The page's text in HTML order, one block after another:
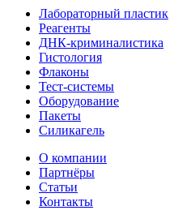
Лабораторный пластик
Реагенты
ДНК-криминалистика
Гистология
Флаконы
Тест-системы
Оборудование
Пакеты
Силикагель
О компании
Партнёры
Статьи
Контакты